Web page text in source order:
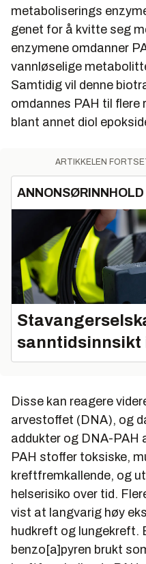
metaboliserings
genet for å kvitte seg
enzymene omdanner
vannløselige
Samtidig vil denne
omdannes PAH til flere
blant annet diol
ARTIKKELEN
ANNONSØRINNHOLD
sanntidsinnsikt
Disse kan reagere
arvestoffet (DNA), og
addukter og DNA-PAH
PAH stoffer toksiske,
kreftfremkallende, og
helserisiko over tid.
vist at langvarig høy
hudkreft og lungekreft.
benzo[a]pyren brukt